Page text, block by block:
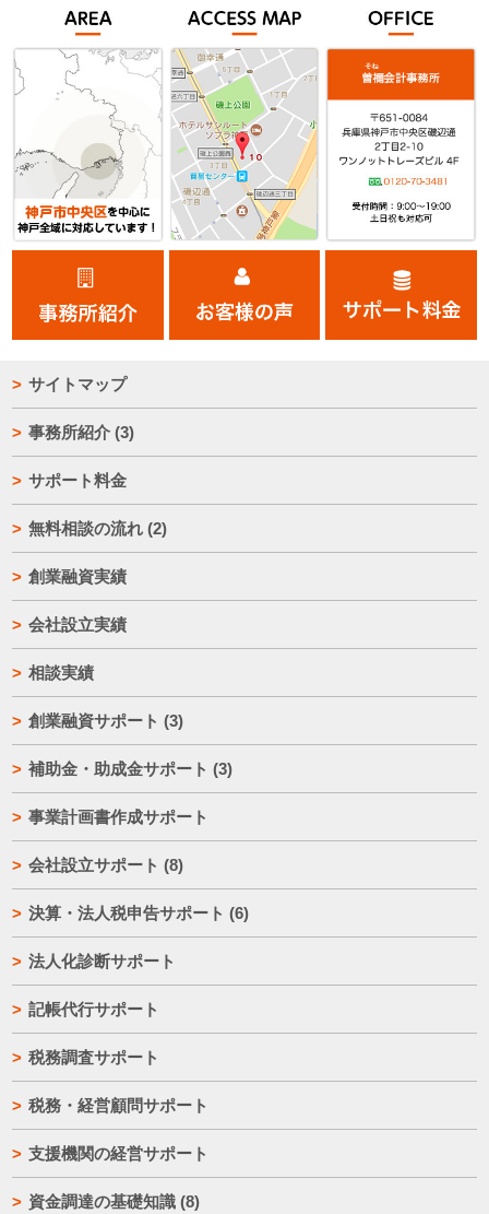
サイトマップ
事務所紹介 (3)
サポート料金
無料相談の流れ (2)
創業融資実績
会社設立実績
相談実績
創業融資サポート (3)
補助金・助成金サポート (3)
事業計画書作成サポート
会社設立サポート (8)
決算・法人税申告サポート (6)
法人化診断サポート
記帳代行サポート
税務調査サポート
税務・経営顧問サポート
支援機関の経営サポート
資金調達の基礎知識 (8)